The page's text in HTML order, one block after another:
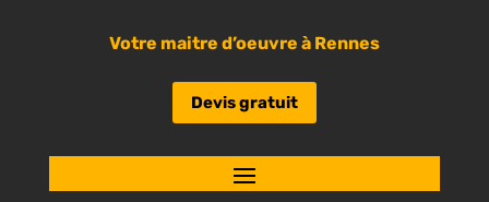
Votre maitre d’oeuvre à Rennes
Devis gratuit